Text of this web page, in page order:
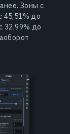
Зоны с
45,51% до
32,99% до